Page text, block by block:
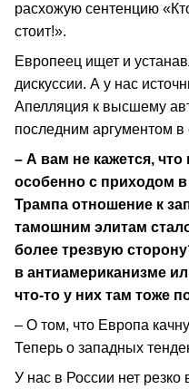
расхожую сентенцию
стоит!».
Европеец ищет и
дискуссии. А у нас
Апелляция к высшему
последним аргументом в
– А вам не кажется,
особенно с приходом
Трампа отношение к
тамошним элитам
более трезвую
в антиамериканизме
что-то у них там тоже
– О том, что Европа
Теперь о западных
У нас в России нет